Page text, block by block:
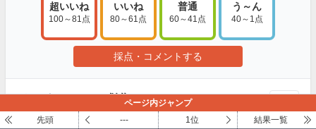
超いいね
100～81点
いいね
80～61点
普通
60～41点
う～ん
40～1点
採点・コメントする
ジャパンホラーの傑作
怖さをとことん追求した演出と俳優の素晴らしい演技のおかげ
ページ内ジャンプ
先頭
--- 1位 結果一覧